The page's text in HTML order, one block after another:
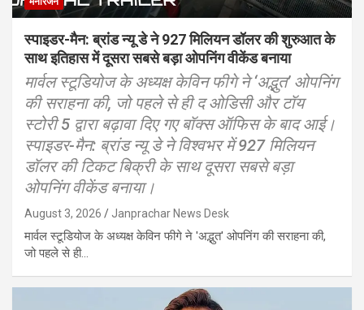
स्पाइडर-मैन: ब्रांड न्यू डे ने 927 मिलियन डॉलर की शुरुआत के
साथ इतिहास में दूसरा सबसे बड़ा ओपनिंग वीकेंड बनाया
मार्वल स्टूडियोज के अध्यक्ष केविन फीगे ने ‘अद्भुत’ ओपनिंग
की सराहना की, जो पहले से ही द ओडिसी और टॉय
स्टोरी 5 द्वारा बढ़ावा दिए गए बॉक्स ऑफिस के बाद आई।
स्पाइडर-मैन: ब्रांड न्यू डे ने विश्वभर में 927 मिलियन
डॉलर की टिकट बिक्री के साथ दूसरा सबसे बड़ा
ओपनिंग वीकेंड बनाया।
August 3, 2026 Janprachar News Desk
मार्वल स्टूडियोज के अध्यक्ष केविन फीगे ने 'अद्भुत' ओपनिंग की सराहना की,
जो पहले से ही…